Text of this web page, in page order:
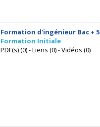
Formation d'ingénieur Bac + 5
Formation Initiale
PDF(s) (0) - Liens (0) - Vidéos (0)